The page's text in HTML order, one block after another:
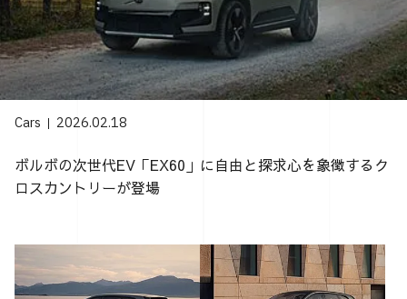
Cars 2026.02.18
ボルボの次世代EV「EX60」に自由と探求心を象徴するク
ロスカントリーが登場